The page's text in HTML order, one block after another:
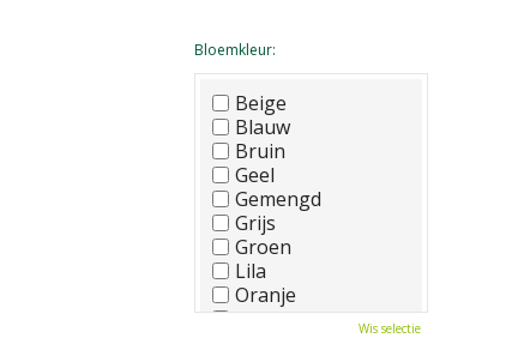
Bloemkleur:
Beige
Blauw
Bruin
Geel
Gemengd
Grijs
Groen
Lila
Oranje
Paars
Wis selectie